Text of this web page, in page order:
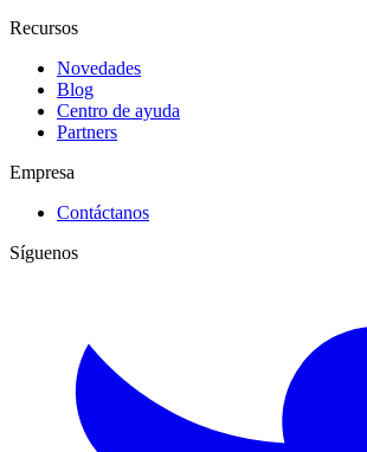
Recursos
Novedades
Blog
Centro de ayuda
Partners
Empresa
Contáctanos
Síguenos